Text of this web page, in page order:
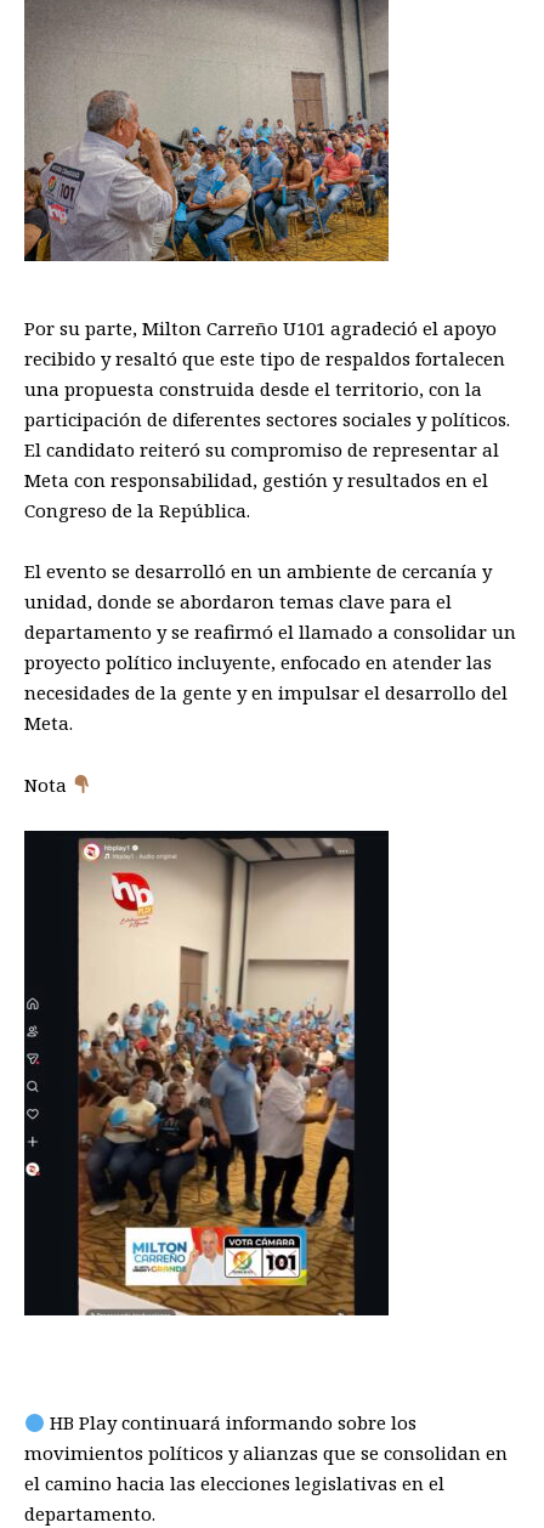
Por su parte, Milton Carreño U101 agradeció el apoyo
recibido y resaltó que este tipo de respaldos fortalecen
una propuesta construida desde el territorio, con la
participación de diferentes sectores sociales y políticos.
El candidato reiteró su compromiso de representar al
Meta con responsabilidad, gestión y resultados en el
Congreso de la República.
El evento se desarrolló en un ambiente de cercanía y
unidad, donde se abordaron temas clave para el
departamento y se reafirmó el llamado a consolidar un
proyecto político incluyente, enfocado en atender las
necesidades de la gente y en impulsar el desarrollo del
Meta.
Nota
HB Play continuará informando sobre los
movimientos políticos y alianzas que se consolidan en
el camino hacia las elecciones legislativas en el
departamento.